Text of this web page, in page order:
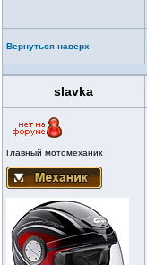
Вернуться наверх
slavka
Главный мотомеханик